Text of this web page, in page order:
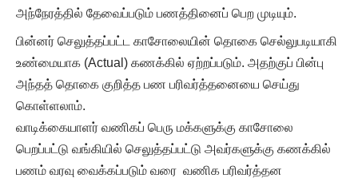
அந்நேரத்தில் தேவைப்படும் பணத்தினைப் பெற முடியும்.
பின்னர் செலுத்தப்பட்ட காசோலையின் தொகை செல்லுபடியாகி
உண்மையாக (Actual) கணக்கில் ஏற்றப்படும். அதற்குப் பின்பு
அந்தத் தொகை குறித்த பண பரிவர்த்தனையை செய்து
கொள்ளலாம்.
வாடிக்கையாளர் வணிகப் பெரு மக்களுக்கு காசோலை
பெறப்பட்டு வங்கியில் செலுத்தப்பட்டு அவர்களுக்கு கணக்கில்
பணம் வரவு வைக்கப்படும் வரை வணிக பரிவர்த்தன